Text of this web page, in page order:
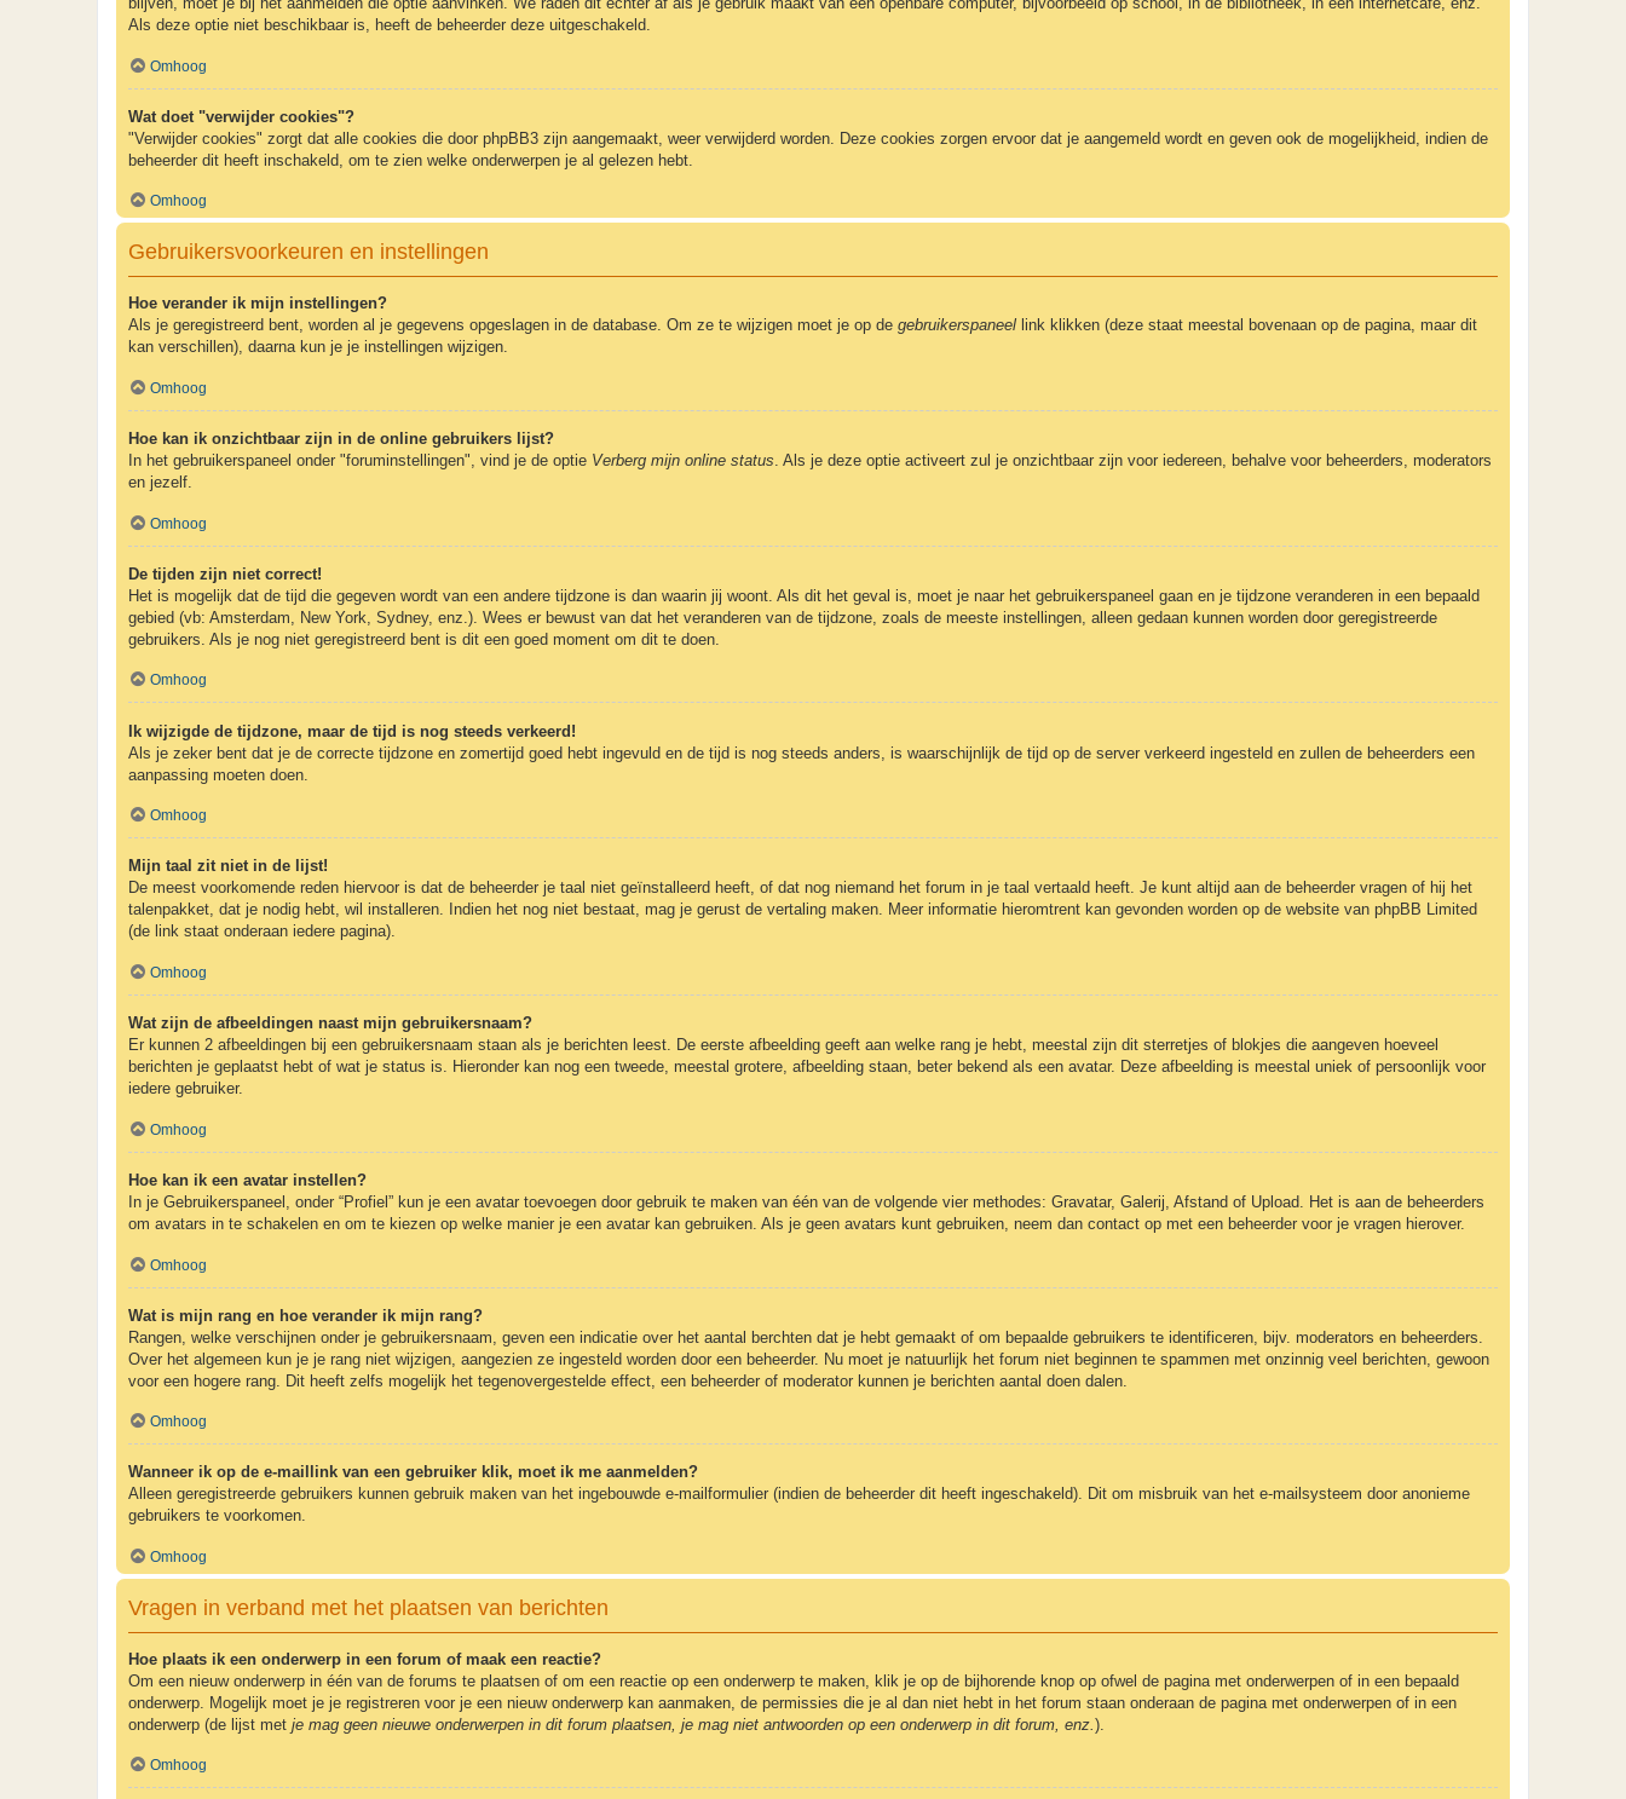
Als deze optie niet beschikbaar is, heeft de beheerder deze uitgeschakeld.
Omhoog
Wat doet "verwijder cookies"?
"Verwijder cookies" zorgt dat alle cookies die door phpBB3 zijn aangemaakt, weer verwijderd worden. Deze cookies zorgen ervoor dat je aangemeld wordt en geven ook de mogelijkheid, indien de
beheerder dit heeft inschakeld, om te zien welke onderwerpen je al gelezen hebt.
Omhoog
Gebruikersvoorkeuren en instellingen
Hoe verander ik mijn instellingen?
Als je geregistreerd bent, worden al je gegevens opgeslagen in de database. Om ze te wijzigen moet je op de gebruikerspaneel link klikken (deze staat meestal bovenaan op de pagina, maar dit
kan verschillen), daarna kun je je instellingen wijzigen.
Omhoog
Hoe kan ik onzichtbaar zijn in de online gebruikers lijst?
In het gebruikerspaneel onder "foruminstellingen", vind je de optie Verberg mijn online status. Als je deze optie activeert zul je onzichtbaar zijn voor iedereen, behalve voor beheerders, moderators
en jezelf.
Omhoog
De tijden zijn niet correct!
Het is mogelijk dat de tijd die gegeven wordt van een andere tijdzone is dan waarin jij woont. Als dit het geval is, moet je naar het gebruikerspaneel gaan en je tijdzone veranderen in een bepaald
gebied (vb: Amsterdam, New York, Sydney, enz.). Wees er bewust van dat het veranderen van de tijdzone, zoals de meeste instellingen, alleen gedaan kunnen worden door geregistreerde
gebruikers. Als je nog niet geregistreerd bent is dit een goed moment om dit te doen.
Omhoog
Ik wijzigde de tijdzone, maar de tijd is nog steeds verkeerd!
Als je zeker bent dat je de correcte tijdzone en zomertijd goed hebt ingevuld en de tijd is nog steeds anders, is waarschijnlijk de tijd op de server verkeerd ingesteld en zullen de beheerders een
aanpassing moeten doen.
Omhoog
Mijn taal zit niet in de lijst!
De meest voorkomende reden hiervoor is dat de beheerder je taal niet geïnstalleerd heeft, of dat nog niemand het forum in je taal vertaald heeft. Je kunt altijd aan de beheerder vragen of hij het
talenpakket, dat je nodig hebt, wil installeren. Indien het nog niet bestaat, mag je gerust de vertaling maken. Meer informatie hieromtrent kan gevonden worden op de website van phpBB Limited
(de link staat onderaan iedere pagina).
Omhoog
Wat zijn de afbeeldingen naast mijn gebruikersnaam?
Er kunnen 2 afbeeldingen bij een gebruikersnaam staan als je berichten leest. De eerste afbeelding geeft aan welke rang je hebt, meestal zijn dit sterretjes of blokjes die aangeven hoeveel
berichten je geplaatst hebt of wat je status is. Hieronder kan nog een tweede, meestal grotere, afbeelding staan, beter bekend als een avatar. Deze afbeelding is meestal uniek of persoonlijk voor
iedere gebruiker.
Omhoog
Hoe kan ik een avatar instellen?
In je Gebruikerspaneel, onder “Profiel” kun je een avatar toevoegen door gebruik te maken van één van de volgende vier methodes: Gravatar, Galerij, Afstand of Upload. Het is aan de beheerders
om avatars in te schakelen en om te kiezen op welke manier je een avatar kan gebruiken. Als je geen avatars kunt gebruiken, neem dan contact op met een beheerder voor je vragen hierover.
Omhoog
Wat is mijn rang en hoe verander ik mijn rang?
Rangen, welke verschijnen onder je gebruikersnaam, geven een indicatie over het aantal berchten dat je hebt gemaakt of om bepaalde gebruikers te identificeren, bijv. moderators en beheerders.
Over het algemeen kun je je rang niet wijzigen, aangezien ze ingesteld worden door een beheerder. Nu moet je natuurlijk het forum niet beginnen te spammen met onzinnig veel berichten, gewoon
voor een hogere rang. Dit heeft zelfs mogelijk het tegenovergestelde effect, een beheerder of moderator kunnen je berichten aantal doen dalen.
Omhoog
Wanneer ik op de e-maillink van een gebruiker klik, moet ik me aanmelden?
Alleen geregistreerde gebruikers kunnen gebruik maken van het ingebouwde e-mailformulier (indien de beheerder dit heeft ingeschakeld). Dit om misbruik van het e-mailsysteem door anonieme
gebruikers te voorkomen.
Omhoog
Vragen in verband met het plaatsen van berichten
Hoe plaats ik een onderwerp in een forum of maak een reactie?
Om een nieuw onderwerp in één van de forums te plaatsen of om een reactie op een onderwerp te maken, klik je op de bijhorende knop op ofwel de pagina met onderwerpen of in een bepaald
onderwerp. Mogelijk moet je je registreren voor je een nieuw onderwerp kan aanmaken, de permissies die je al dan niet hebt in het forum staan onderaan de pagina met onderwerpen of in een
onderwerp (de lijst met je mag geen nieuwe onderwerpen in dit forum plaatsen, je mag niet antwoorden op een onderwerp in dit forum, enz. ).
Omhoog